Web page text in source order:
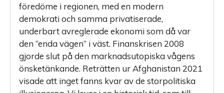
föredöme i regionen, med en modern
demokrati och samma privatiserade,
underbart avreglerade ekonomi som då var
den ”enda vägen” i väst. Finanskrisen 2008
gjorde slut på den marknadsutopiska vågens
önsketänkande. Reträtten ur Afghanistan 2021
visade att inget fanns kvar av de storpolitiska